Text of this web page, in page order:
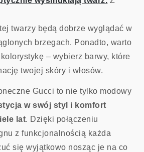
twarzy będą dobrze wyglądać w
brzegach. Ponadto, warto
– wybierz barwy, które
twojej skóry i włosów.
Gucci to nie tylko modowy
w swój styl i komfort
lat. Dzięki połączeniu
z funkcjonalnością każda
się wyjątkowo nosząc je na co